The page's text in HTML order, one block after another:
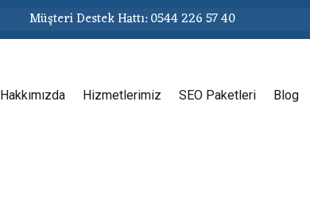
Müşteri Destek Hattı: 0544 226 57 40
Hakkımızda Hizmetlerimiz SEO Paketleri Blog